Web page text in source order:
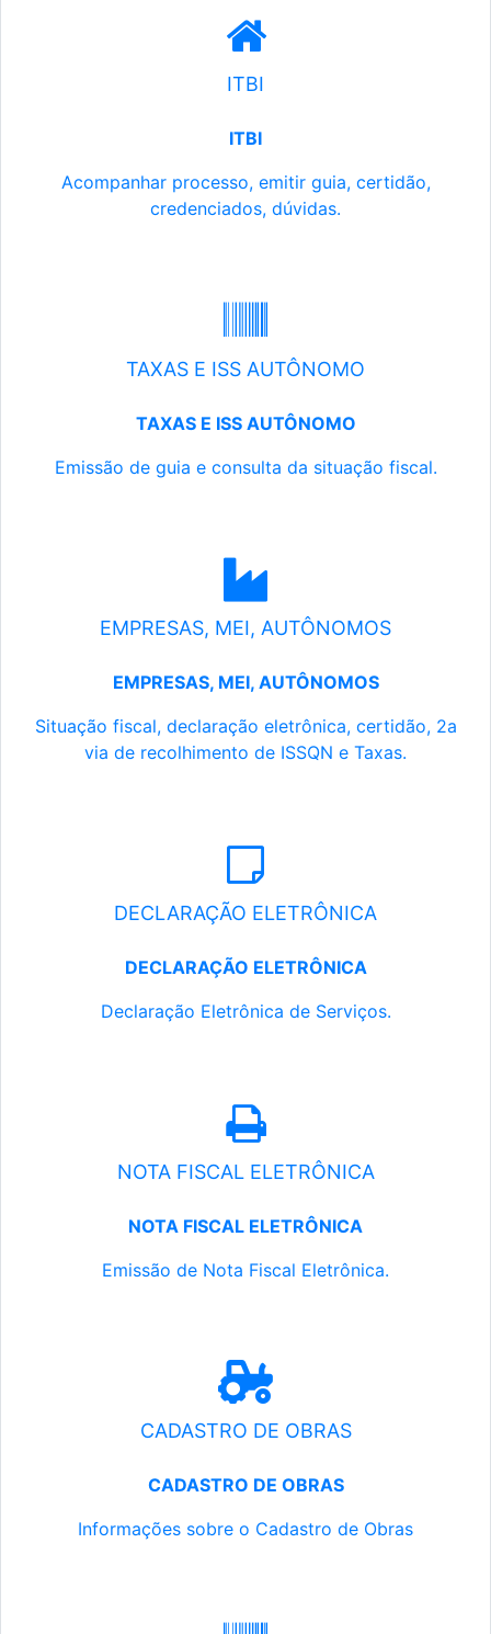
ITBI
ITBI
Acompanhar processo, emitir guia, certidão,
credenciados, dúvidas.
TAXAS E ISS AUTÔNOMO
TAXAS E ISS AUTÔNOMO
Emissão de guia e consulta da situação fiscal.
EMPRESAS, MEI, AUTÔNOMOS
EMPRESAS, MEI, AUTÔNOMOS
Situação fiscal, declaração eletrônica, certidão, 2a
via de recolhimento de ISSQN e Taxas.
DECLARAÇÃO ELETRÔNICA
DECLARAÇÃO ELETRÔNICA
Declaração Eletrônica de Serviços.
NOTA FISCAL ELETRÔNICA
NOTA FISCAL ELETRÔNICA
Emissão de Nota Fiscal Eletrônica.
CADASTRO DE OBRAS
CADASTRO DE OBRAS
Informações sobre o Cadastro de Obras